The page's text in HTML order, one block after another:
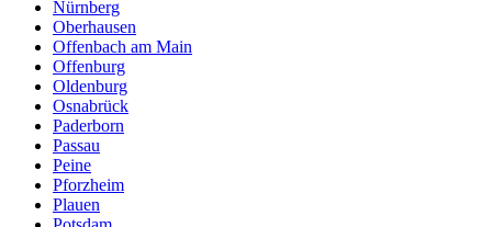
Nürnberg
Oberhausen
Offenbach am Main
Offenburg
Oldenburg
Osnabrück
Paderborn
Passau
Peine
Pforzheim
Plauen